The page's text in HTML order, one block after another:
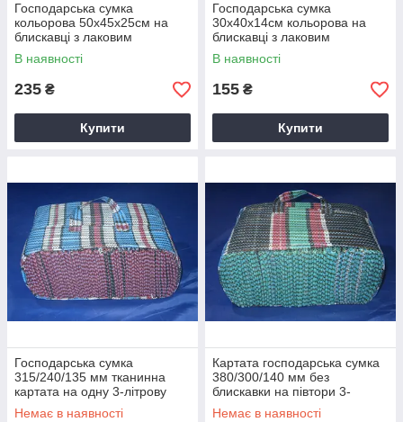
Господарська сумка
кольорова 50х45х25см на
блискавці з лаковим
покриттям
В наявності
235 ₴
Купити
Господарська сумка
30х40х14см кольорова на
блискавці з лаковим
покриттям
В наявності
155 ₴
Купити
Господарська сумка
315/240/135 мм тканинна
картата на одну 3-літрову
банку
Немає в наявності
Картата господарська сумка
380/300/140 мм без
блискавки на півтори 3-
літрових банки
Немає в наявності